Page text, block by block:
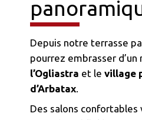
Depuis notre terrasse
pourrez embrasser d’un
l’Ogliastra et le village
d’Arbatax.
Des salons